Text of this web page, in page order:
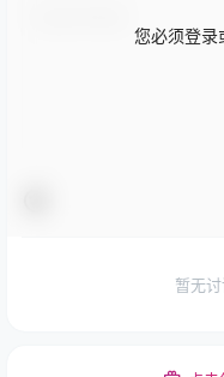
您必须登录
暂无